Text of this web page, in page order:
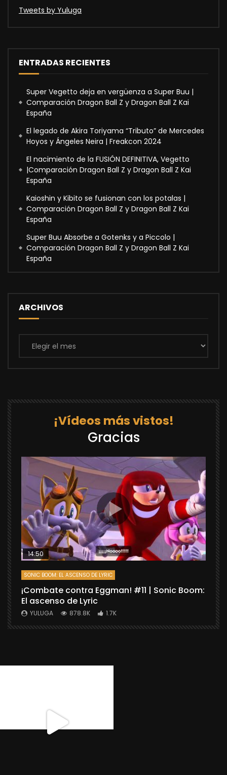
Tweets by Yuluga
ENTRADAS RECIENTES
Super Vegetto deja en vergüenza a Super Buu |
Comparación Dragon Ball Z y Dragon Ball Z Kai
España
El legado de Akira Toriyama “Tributo” de Mercedes
Hoyos y Ángeles Neira | Freakcon 2024
El nacimiento de la FUSIÓN DEFINITIVA, Vegetto
|Comparación Dragon Ball Z y Dragon Ball Z Kai
España
Kaioshin y Kibito se fusionan con los potalas |
Comparación Dragon Ball Z y Dragon Ball Z Kai
España
Super Buu Absorbe a Gotenks y a Piccolo |
Comparación Dragon Ball Z y Dragon Ball Z Kai
España
ARCHIVOS
Archivos
¡Vídeos más vistos!
Gracias
14:50
SONIC BOOM: EL ASCENSO DE LYRIC
¡Combate contra Eggman! #11 | Sonic Boom:
El ascenso de Lyric
YULUGA 878.8K 1.7K